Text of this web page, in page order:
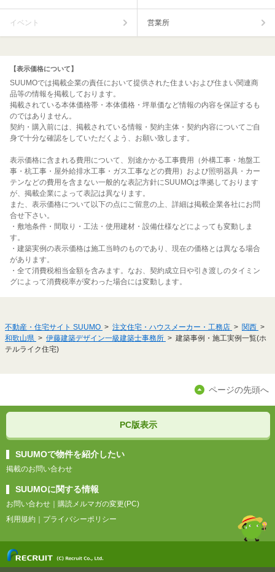
イベント 営業所
【表示価格について】
SUUMOでは掲載企業の責任において提供された住まいおよび住まい関連商
品等の情報を掲載しております。
掲載されている本体価格帯・本体価格・坪単価など情報の内容を保証するも
のではありません。
契約・購入前には、掲載されている情報・契約主体・契約内容についてご自
身で十分な確認をしていただくよう、お願い致します。
表示価格に含まれる費用について、別途かかる工事費用（外構工事・地盤工
事・杭工事・屋外給排水工事・ガス工事などの費用）および照明器具・カー
テンなどの費用を含まない一般的な表記方針にSUUMOは準拠しております
が、掲載企業によって表記は異なります。
また、表示価格について以下の点にご留意の上、詳細は掲載企業各社にお問
合せ下さい。
・敷地条件・間取り・工法・使用建材・設備仕様などによっても変動しま
す。
・建築実例の表示価格は施工当時のものであり、現在の価格とは異なる場合
があります。
・全て消費税相当金額を含みます。なお、契約成立日や引き渡しのタイミン
グによって消費税率が変わった場合には変動します。
不動産・住宅サイト SUUMO 注文住宅・ハウスメーカー・工務店
関西
和歌山県
伊藤建築デザイン一級建築士事務所
建築事例・施工実例一覧(ホ
テルライク住宅)
ページの先頭へ
PC版表示
SUUMOで物件を紹介したい
掲載のお問い合わせ
SUUMOに関する情報
お問い合わせ
購読メルマガの変更(PC)
利用規約
プライバシーポリシー